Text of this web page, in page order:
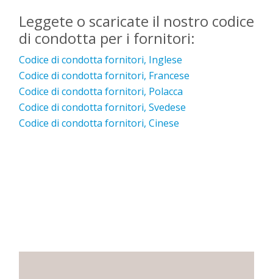
Leggete o scaricate il nostro codice
di condotta per i fornitori:
Codice di condotta fornitori, Inglese
Codice di condotta fornitori, Francese
Codice di condotta fornitori, Polacca
Codice di condotta fornitori, Svedese
Codice di condotta fornitori, Cinese